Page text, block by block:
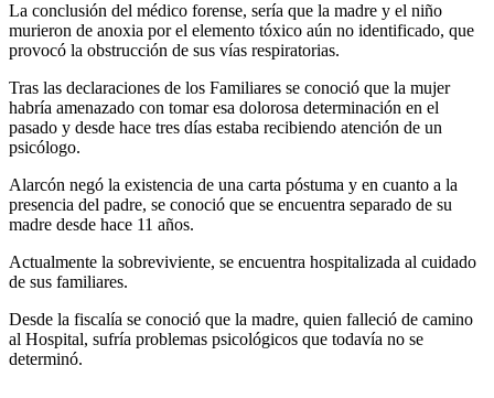
La conclusión del médico forense, sería que la madre y el niño
murieron de anoxia por el elemento tóxico aún no identificado, que
provocó la obstrucción de sus vías respiratorias.
Tras las declaraciones de los Familiares se conoció que la mujer
habría amenazado con tomar esa dolorosa determinación en el
pasado y desde hace tres días estaba recibiendo atención de un
psicólogo.
Alarcón negó la existencia de una carta póstuma y en cuanto a la
presencia del padre, se conoció que se encuentra separado de su
madre desde hace 11 años.
Actualmente la sobreviviente, se encuentra hospitalizada al cuidado
de sus familiares.
Desde la fiscalía se conoció que la madre, quien falleció de camino
al Hospital, sufría problemas psicológicos que todavía no se
determinó.